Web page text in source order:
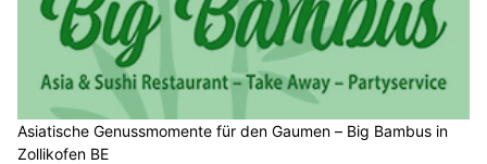
Asiatische Genussmomente für den Gaumen – Big Bambus in
Zollikofen BE